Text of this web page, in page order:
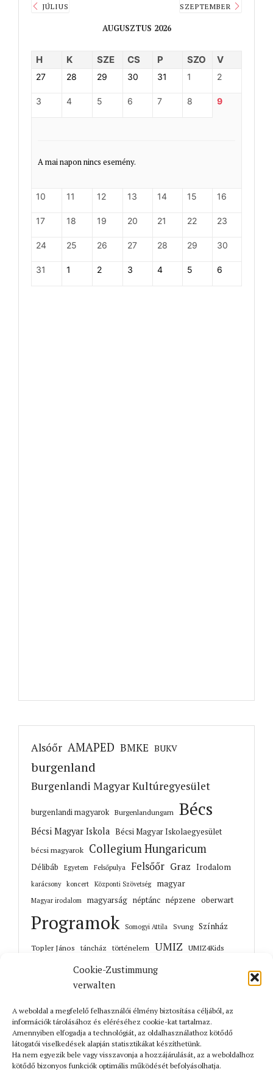
Cookie-Zustimmung
verwalten
A weboldal a megfelelő felhasználói élmény biztosítása céljából, az
információk tárolásához és eléréséhez cookie-kat tartalmaz.
Amennyiben elfogadja a technológiát, az oldalhasználathoz kötődő
látogatói viselkedések alapján statisztikákat készíthetünk.
Ha nem egyezik bele vagy visszavonja a hozzájárulását, az a weboldalhoz
kötődő bizonyos funkciók optimális működését befolyásolhatja.
JÚLIUS
AUGUSZTUS 2026
SZEPTEMBER
H K SZE CS P SZO V
27 28 29 30 31 1 2
3 4 5 6 7 8 9
A mai napon nincs esemény.
10 11 12 13 14 15 16
17 18 19 20 21 22 23
24 25 26 27 28 29 30
31 1 2 3 4 5 6
Alsóőr AMAPED BMKE BUKV
burgenland
Burgenlandi Magyar Kultúregyesület
burgenlandi magyarok Burgenlandungarn Bécs
Bécsi Magyar Iskola Bécsi Magyar Iskolaegyesület
bécsi magyarok Collegium Hungaricum
Délibáb Egyetem Felsőpulya Felsőőr Graz Irodalom
karácsony koncert Központi Szövetség magyar
Magyar irodalom magyarság néptánc népzene oberwart
Programok Somogyi Attila Svung Színház
Topler János táncház történelem UMIZ
UMIZ4Kids
Őrisziget
Korábbi cikkek